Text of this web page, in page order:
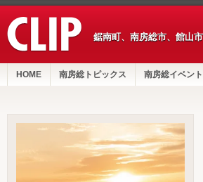
鋸南町、南房総市、館山
HOME 南房総トピックス 南房総イベン